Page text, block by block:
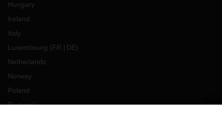
Hungary
Ireland
Italy
Luxembourg (FR DE)
Netherlands
Norway
Poland
Portugal